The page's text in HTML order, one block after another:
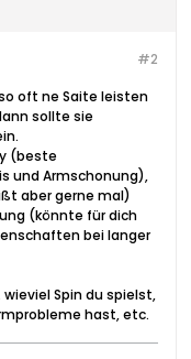
#2
oft ne Saite leisten
sollte sie
(beste
und Armschonung),
aber gerne mal)
(könnte für dich
bei langer
Spin du spielst,
hast, etc.